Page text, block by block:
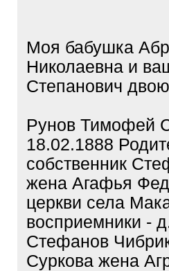
Моя бабушка
Николаевна и
Степанович
Рунов Тимофей
18.02.1888
собственник
жена Агафья
церкви села
восприемники -
Стефанов
Суркова жена